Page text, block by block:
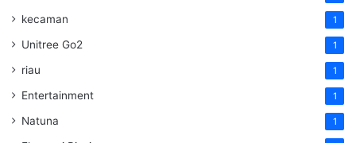
kecaman 1
Unitree Go2 1
riau 1
Entertainment 1
Natuna 1